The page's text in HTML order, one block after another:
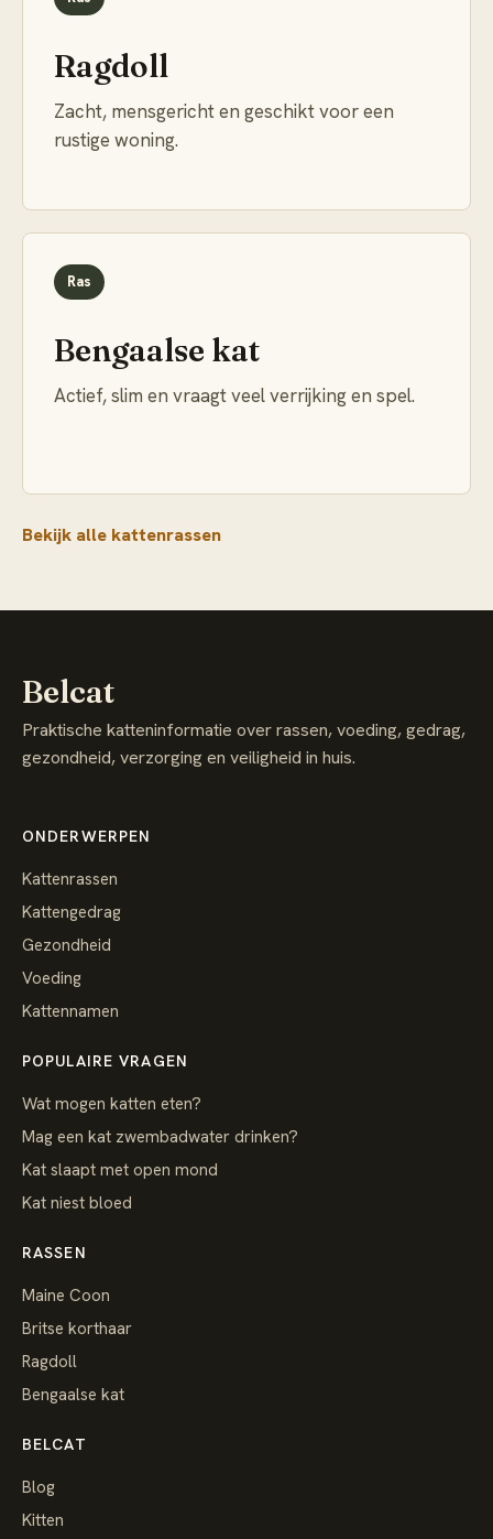
Ragdoll
Zacht, mensgericht en geschikt voor een
rustige woning.
Ras
Bengaalse kat
Actief, slim en vraagt veel verrijking en spel.
Bekijk alle kattenrassen
Belcat
Praktische katteninformatie over rassen, voeding, gedrag,
gezondheid, verzorging en veiligheid in huis.
ONDERWERPEN
Kattenrassen
Kattengedrag
Gezondheid
Voeding
Kattennamen
POPULAIRE VRAGEN
Wat mogen katten eten?
Mag een kat zwembadwater drinken?
Kat slaapt met open mond
Kat niest bloed
RASSEN
Maine Coon
Britse korthaar
Ragdoll
Bengaalse kat
BELCAT
Blog
Kitten